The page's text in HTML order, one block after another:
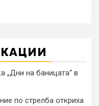
„Дни на баницата“ в
по стрелба откриха